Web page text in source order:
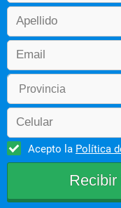
Acepto la Política